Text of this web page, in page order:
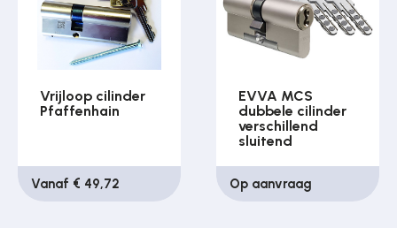
Vrijloop cilinder
Pfaffenhain
Vanaf € 49,72
EVVA MCS
dubbele cilinder
verschillend
sluitend
Op aanvraag